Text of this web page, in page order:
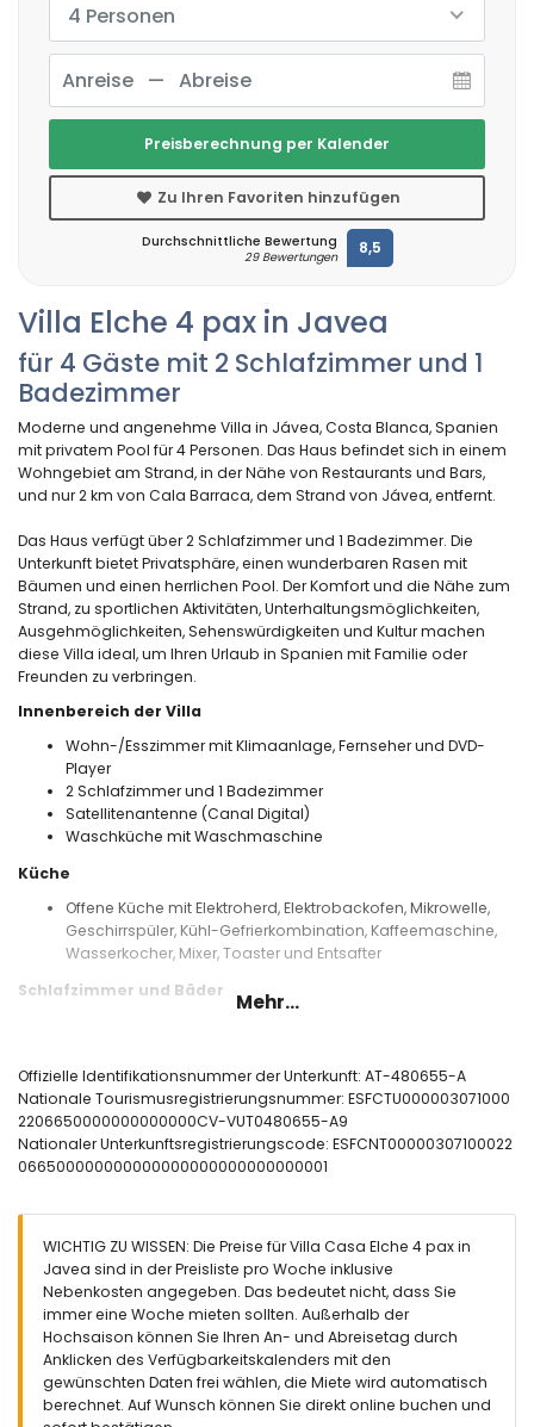
Villa Elche 4 pax in Javea
für 4 Gäste mit 2 Schlafzimmer und 1
Badezimmer
Moderne und angenehme Villa in Jávea, Costa Blanca, Spanien
mit privatem Pool für 4 Personen. Das Haus befindet sich in einem
Wohngebiet am Strand, in der Nähe von Restaurants und Bars,
und nur 2 km von Cala Barraca, dem Strand von Jávea, entfernt.
Das Haus verfügt über 2 Schlafzimmer und 1 Badezimmer. Die
Unterkunft bietet Privatsphäre, einen wunderbaren Rasen mit
Bäumen und einen herrlichen Pool. Der Komfort und die Nähe zum
Strand, zu sportlichen Aktivitäten, Unterhaltungsmöglichkeiten,
Ausgehmöglichkeiten, Sehenswürdigkeiten und Kultur machen
diese Villa ideal, um Ihren Urlaub in Spanien mit Familie oder
Freunden zu verbringen.
Innenbereich der Villa
Wohn-/Esszimmer mit Klimaanlage, Fernseher und DVD-
Player
2 Schlafzimmer und 1 Badezimmer
Satellitenantenne (Canal Digital)
Waschküche mit Waschmaschine
Küche
Offene Küche mit Elektroherd, Elektrobackofen, Mikrowelle,
Geschirrspüler, Kühl-Gefrierkombination, Kaffeemaschine,
Wasserkocher, Mixer, Toaster und Entsafter
Schlafzimmer und Bäder
Schlafzimmer mit Klimaanlage, 2 Einzelbetten und eigenem
Badezimmer
Eigenes Badezimmer mit Doppelwaschbecken, Dusche,
Bidet und Toilette
Außenbereich der Villa
Eingezäuntes Grundstück
Wunderschöner Rasen mit Bäumen und Gartenmöbeln mit
Sonnenliegen
2 Terrassen, eine davon überdacht
Grillplatz
Sitzbereich im Freien
4 private Parkplätze
Dachterrasse
Mehr...
Offizielle Identifikationsnummer der Unterkunft: AT-480655-A
Nationale Tourismusregistrierungsnummer: ESFCTU000003071000
2206650000000000000CV-VUT0480655-A9
Nationaler Unterkunftsregistrierungscode: ESFCNT00000307100022
066500000000000000000000000000001
WICHTIG ZU WISSEN: Die Preise für Villa Casa Elche 4 pax in
Javea sind in der Preisliste pro Woche inklusive
Nebenkosten angegeben. Das bedeutet nicht, dass Sie
immer eine Woche mieten sollten. Außerhalb der
Hochsaison können Sie Ihren An- und Abreisetag durch
Anklicken des Verfügbarkeitskalenders mit den
gewünschten Daten frei wählen, die Miete wird automatisch
berechnet. Auf Wunsch können Sie direkt online buchen und
4 Personen
Preisberechnung per Kalender
Zu Ihren Favoriten hinzufügen
Durchschnittliche Bewertung
29 Bewertungen 8,5